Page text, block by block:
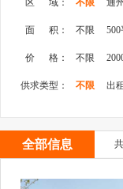
区 域： 不限 通
面 积： 不限
价 格： 不限
供求类型： 不限 出租
全部信息